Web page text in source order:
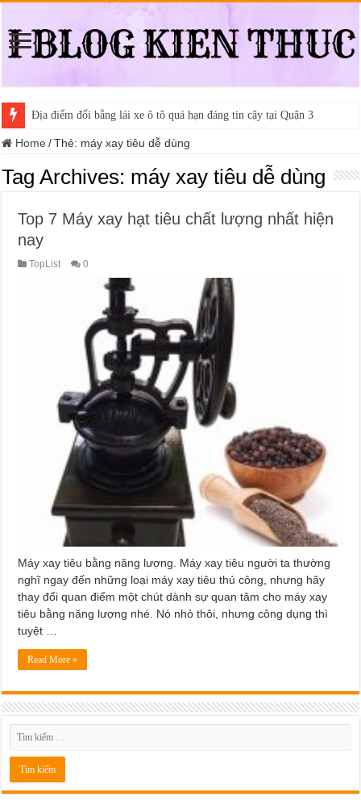
Địa điểm đổi bằng lái xe ô tô quá hạn đáng tin cậy tại Quận 3
Home / Thẻ: máy xay tiêu dễ dùng
Tag Archives: máy xay tiêu dễ dùng
Top 7 Máy xay hạt tiêu chất lượng nhất hiện
nay
TopList 0
Máy xay tiêu bằng năng lượng. Máy xay tiêu người ta thường
nghĩ ngay đến những loại máy xay tiêu thủ công, nhưng hãy
thay đổi quan điểm một chút dành sự quan tâm cho máy xay
tiêu bằng năng lượng nhé. Nó nhỏ thôi, nhưng công dụng thì
tuyệt …
Read More »